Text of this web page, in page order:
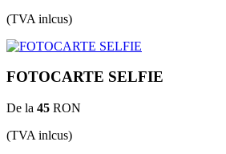
(TVA inlcus)
FOTOCARTE SELFIE
De la 45 RON
(TVA inlcus)